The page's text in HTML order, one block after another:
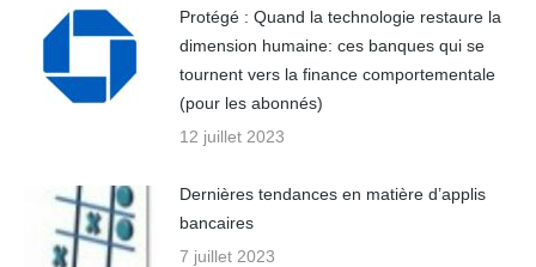
Protégé : Quand la technologie restaure la
dimension humaine: ces banques qui se
tournent vers la finance comportementale
(pour les abonnés)
12 juillet 2023
Dernières tendances en matière d’applis
bancaires
7 juillet 2023